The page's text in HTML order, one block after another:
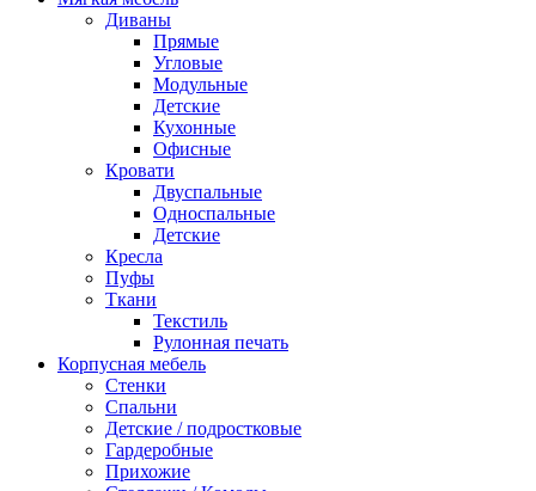
Диваны
Прямые
Угловые
Модульные
Детские
Кухонные
Офисные
Кровати
Двуспальные
Односпальные
Детские
Кресла
Пуфы
Ткани
Текстиль
Рулонная печать
Корпусная мебель
Стенки
Спальни
Детские / подростковые
Гардеробные
Прихожие